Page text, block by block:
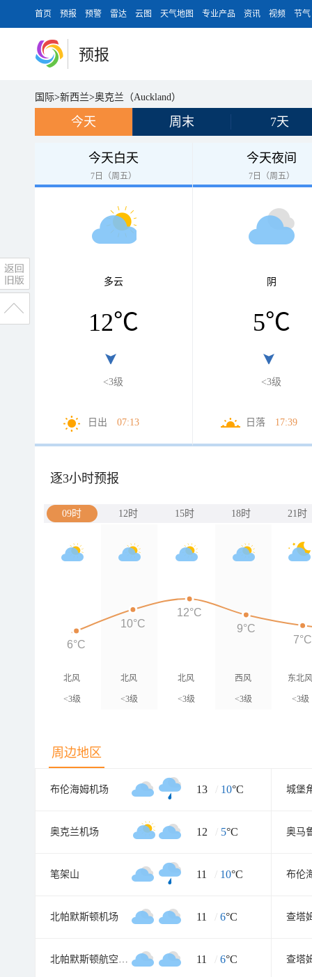
首页 预报 预警 雷达 云图 天气地图 专业产品 资讯 视频 节气
预报
国际>新西兰>奥克兰（Auckland）
今天 周末 7天
今天白天
7日（周五）
多云
12℃
<3级
日出 07:13
今天夜间
7日（周五）
阴
5℃
<3级
日落 17:39
逐3小时预报
09时 12时 15时 18时 21时
北风
<3级
北风
<3级
北风
<3级
西风
<3级
东北
<3级
6°C
10°C
12°C
9°C
7°C
周边地区
布伦海姆机场 13 / 10°C 城堡
奥克兰机场 12 / 5°C
笔架山 11 / 10°C
北帕默斯顿机场 11 / 6°C 查塔
北帕默斯顿航空气象处 11 / 6°C